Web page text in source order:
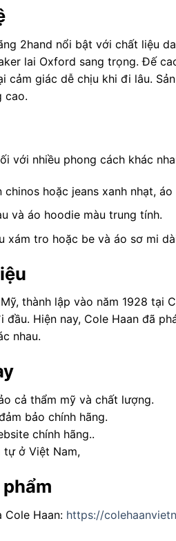
2hand nổi bật với chất liệu
lai Oxford sang trọng. Đế
cảm giác dễ chịu khi đi lâu.
cao.
với nhiều phong cách khác
hoặc jeans xanh nhạt,
và áo hoodie màu trung tính.
xám tro hoặc be và áo sơ mi
thành lập vào năm 1928 tại
Hiện nay, Cole Haan đã
nhau.
cả thẩm mỹ và chất lượng.
bảo chính hãng.
chính hãng..
tự ở Việt Nam,
Cole Haan: https://